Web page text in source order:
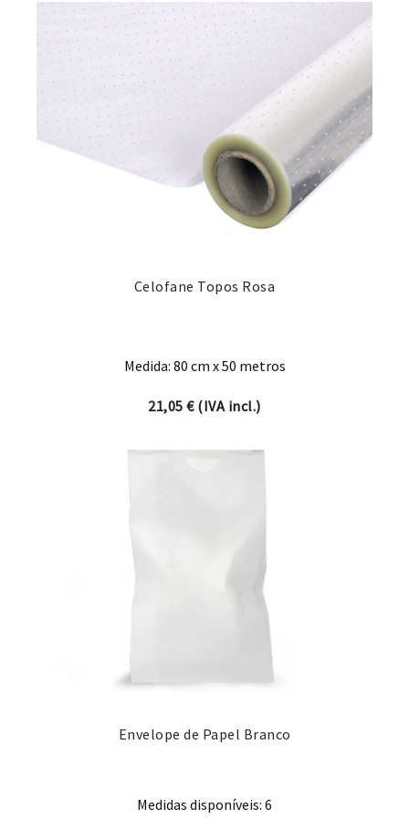
Celofane Topos Rosa
Medida: 80 cm x 50 metros
21,05€(IVA incl.)
Envelope de Papel Branco
Medidas disponíveis: 6